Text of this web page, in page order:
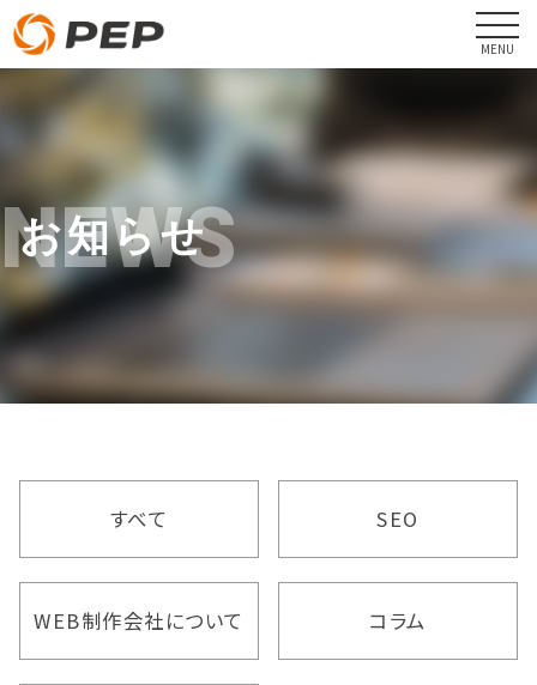
NEWS
お知らせ
すべて SEO
WEB制作会社について コラム